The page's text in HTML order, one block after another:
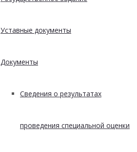
Уставные документы
Документы
Сведения о результатах
проведения специальной оценки